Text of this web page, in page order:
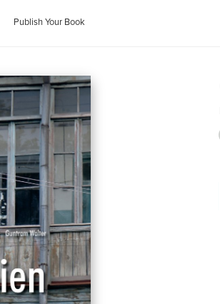
Publish Your Book